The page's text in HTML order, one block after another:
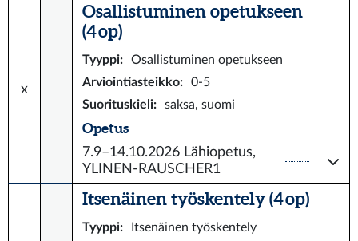
x
Osallistuminen opetukseen
(4 op)
Tyyppi:
Osallistuminen opetukseen
Arviointiasteikko:
0-5
Suorituskieli: saksa, suomi
Opetus
7.9–14.10.2026 Lähiopetus,
YLINEN-RAUSCHER1
Itsenäinen työskentely (4 op)
Tyyppi:
Itsenäinen työskentely